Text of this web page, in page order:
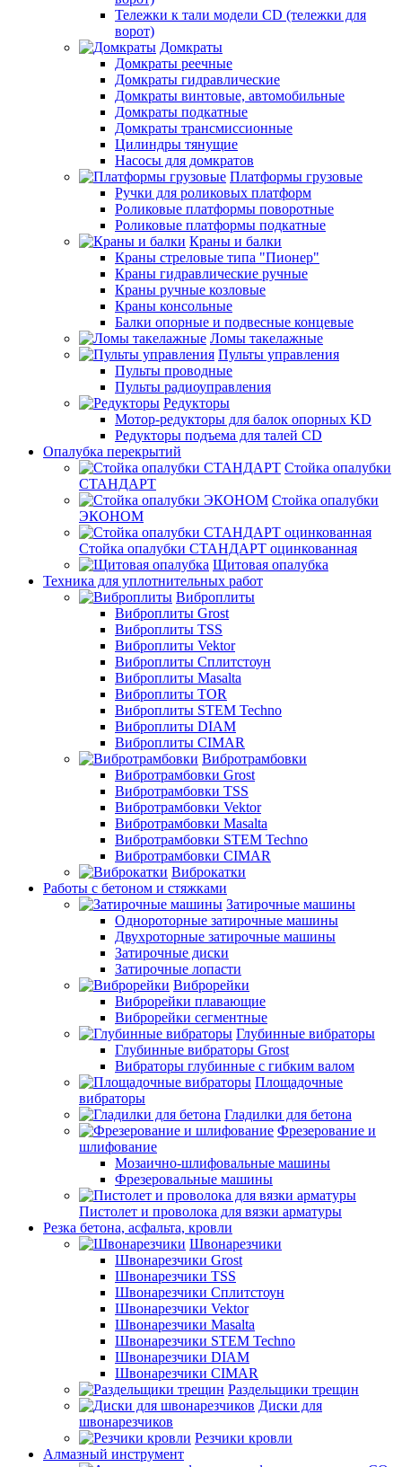
Тележки к тали модели CD (тележки для
ворот)
Домкраты
Домкраты реечные
Домкраты гидравлические
Домкраты винтовые, автомобильные
Домкраты подкатные
Домкраты трансмиссионные
Цилиндры тянущие
Насосы для домкратов
Платформы грузовые
Ручки для роликовых платформ
Роликовые платформы поворотные
Роликовые платформы подкатные
Краны и балки
Краны стреловые типа "Пионер"
Краны гидравлические ручные
Краны ручные козловые
Краны консольные
Балки опорные и подвесные концевые
Ломы такелажные
Пульты управления
Пульты проводные
Пульты радиоуправления
Редукторы
Мотор-редукторы для балок опорных KD
Редукторы подъема для талей CD
Опалубка перекрытий
Стойка опалубки
СТАНДАРТ
Стойка опалубки
ЭКОНОМ
Стойка опалубки СТАНДАРТ оцинкованная
Щитовая опалубка
Техника для уплотнительных работ
Виброплиты
Виброплиты Grost
Виброплиты TSS
Виброплиты Vektor
Виброплиты Сплитстоун
Виброплиты Masalta
Виброплиты TOR
Виброплиты STEM Techno
Виброплиты DIAM
Виброплиты CIMAR
Вибротрамбовки
Вибротрамбовки Grost
Вибротрамбовки TSS
Вибротрамбовки Vektor
Вибротрамбовки Masalta
Вибротрамбовки STEM Techno
Вибротрамбовки CIMAR
Виброкатки
Работы с бетоном и стяжками
Затирочные машины
Однороторные затирочные машины
Двухроторные затирочные машины
Затирочные диски
Затирочные лопасти
Виброрейки
Виброрейки плавающие
Виброрейки сегментные
Глубинные вибраторы
Глубинные вибраторы Grost
Вибраторы глубинные с гибким валом
Площадочные
вибраторы
Гладилки для бетона
Фрезерование и
шлифование
Мозаично-шлифовальные машины
Фрезеровальные машины
Пистолет и проволока для вязки арматуры
Резка бетона, асфальта, кровли
Швонарезчики
Швонарезчики Grost
Швонарезчики TSS
Швонарезчики Сплитстоун
Швонарезчики Vektor
Швонарезчики Masalta
Швонарезчики STEM Techno
Швонарезчики DIAM
Швонарезчики CIMAR
Раздельщики трещин
Диски для
швонарезчиков
Резчики кровли
Алмазный инструмент